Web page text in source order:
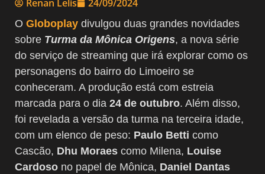
Renan Lelis 24/09/2024
O Globoplay divulgou duas grandes novidades
sobre Turma da Mônica Origens, a nova série
do serviço de streaming que irá explorar como os
personagens do bairro do Limoeiro se
conheceram. A produção está com estreia
marcada para o dia 24 de outubro. Além disso,
foi revelada a versão da turma na terceira idade,
com um elenco de peso: Paulo Betti como
Cascão, Dhu Moraes como Milena, Louise
Cardoso no papel de Mônica, Daniel Dantas